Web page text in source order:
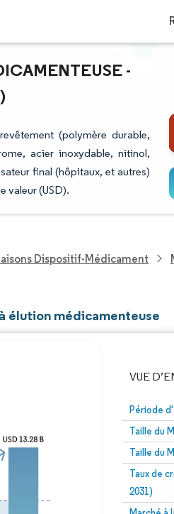
-
(polymère durable,
acier inoxydable, nitinol,
final (hôpitaux, et autres)
valeur (USD).
Dispositif-Médicament
élution médicamenteuse
VUE
Période
Taille du
Taille du
Taux de
2031)